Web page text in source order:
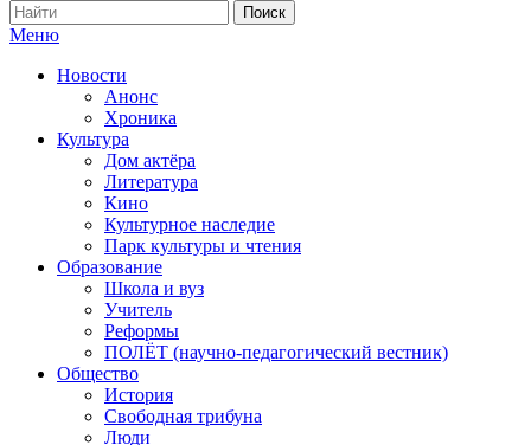
Меню
Новости
Анонс
Хроника
Культура
Дом актёра
Литература
Кино
Культурное наследие
Парк культуры и чтения
Образование
Школа и вуз
Учитель
Реформы
ПОЛЁТ (научно-педагогический вестник)
Общество
История
Свободная трибуна
Люди